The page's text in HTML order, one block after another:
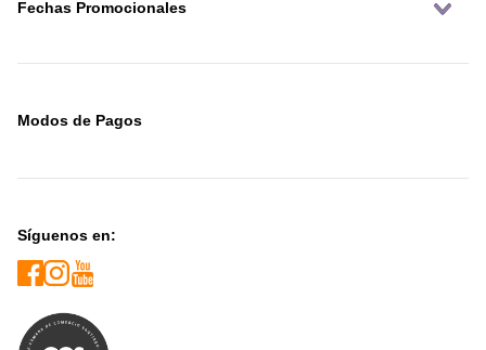
Fechas Promocionales
Modos de Pagos
Síguenos en: